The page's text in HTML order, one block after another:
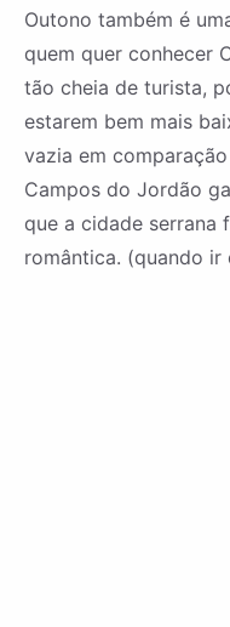
Outono também é
quem quer conhecer
tão cheia de turista,
estarem bem mais
vazia em
Campos do Jordão
que a cidade serrana
romântica. (quando